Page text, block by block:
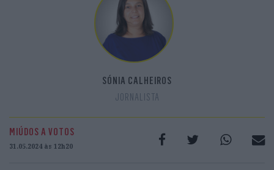
SÓNIA CALHEIROS
JORNALISTA
MIÚDOS A VOTOS
31.05.2024 às 12h20